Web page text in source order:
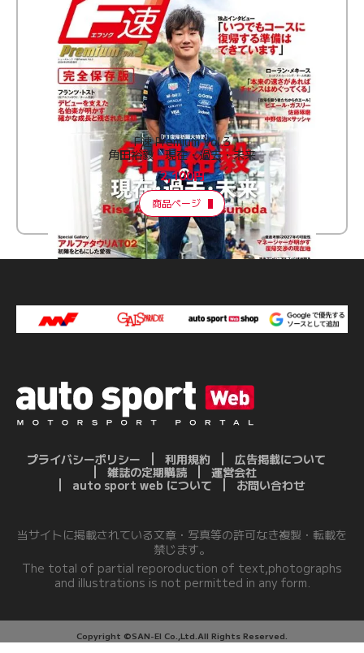
F速 Premium Vol.3
角田裕毅 現在・過去・未来
2,100円
商品ページ
プライバシーポリシー 利用規約
広告掲載について
雑誌の定期購読
運営会社
auto sport web について
お問い合わせ
当サイトに掲載されている文章・写真等の許可なき複製・転載を
禁じます。
The total of partial reporoduction of text,photographs
and illustrations is not permitted in any form.
Copyright ©SAN-EI Co.,Ltd.All Rights Reserved.